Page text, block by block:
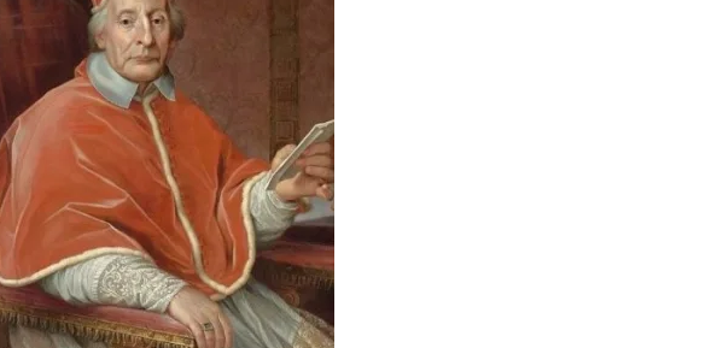
Вас Стильной, Но И Притянут Деньги И Удачу